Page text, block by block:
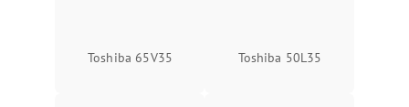
Toshiba 65V35 Toshiba 50L35